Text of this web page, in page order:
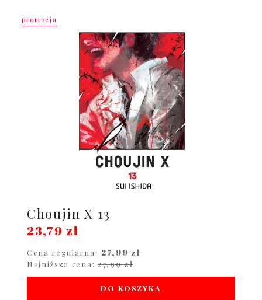
Choujin X 13
23,79 zł
Cena regularna: 27,99 zł
Najniższa cena: 27,99 zł
DO KOSZYKA
promocja